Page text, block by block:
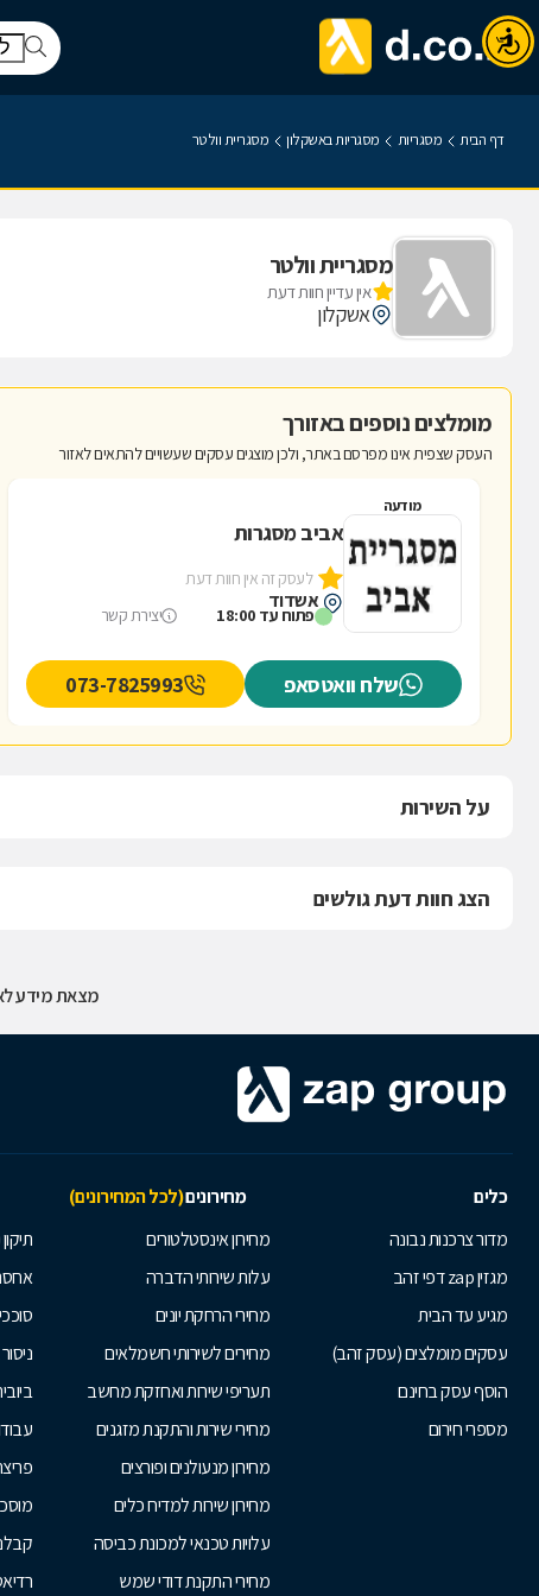
דף הבית מסגריות מסגריות באשקלון מסגריית וולטר
מסגריית וולטר
אין עדיין חוות דעת
אשקלון
מומלצים נוספים באזורך
העסק שצפית אינו מפרסם באתר, ולכן מוצגים עסקים שעשויים להתאים לאזור
מודעה
אביב מסגרות
לעסק זה אין חוות דעת
אשדוד
פתוח עד 18:00 יצירת קשר
שלח וואטסאפ 073-7825993
על השירות
הצג חוות דעת גולשים
מצאת מידע
כלים מחירונים(לכל המחירונים)
מדור צרכנות נבונה
מגזין zap דפי זהב
מגיע עד הבית
עסקים מומלצים (עסק זהב)
הוסף עסק בחינם
מספרי חירום
מחירון אינסטלטורים
עלות שירותי הדברה
מחירי הרחקת יונים
מחירים לשירותי חשמלאים
תעריפי שירות ואחזקת מחשב
מחירי שירות והתקנת מזגנים
מחירון מנעולנים ופורצים
מחירון שירות למדיח כלים
עלויות טכנאי למכונת כביסה
מחירי התקנת דודי שמש